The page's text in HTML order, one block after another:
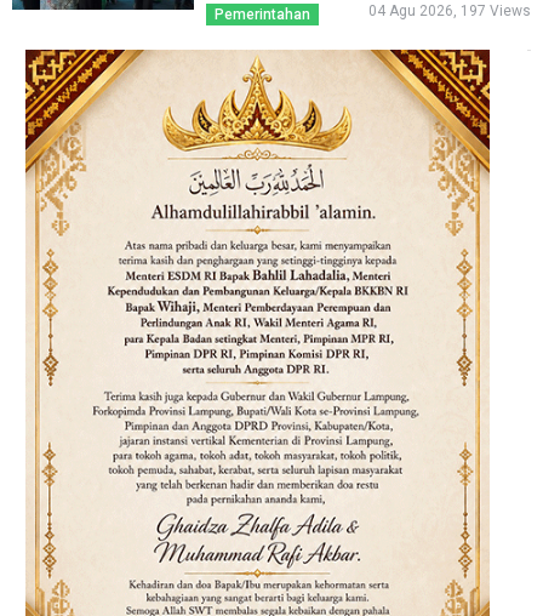
Pemerintahan 04 Agu 2026, 197 Views